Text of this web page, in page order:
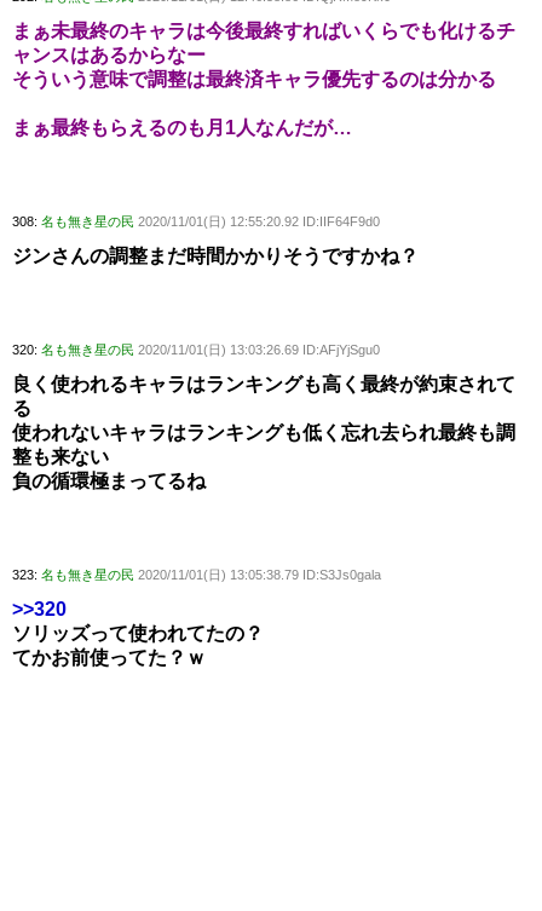
まぁ未最終のキャラは今後最終すればいくらでも化けるチ
ャンスはあるからなー
そういう意味で調整は最終済キャラ優先するのは分かる
まぁ最終もらえるのも月1人なんだが…
308: 名も無き星の民 2020/11/01(日) 12:55:20.92 ID:IIF64F9d0
ジンさんの調整まだ時間かかりそうですかね？
320: 名も無き星の民 2020/11/01(日) 13:03:26.69 ID:AFjYjSgu0
良く使われるキャラはランキングも高く最終が約束されて
る
使われないキャラはランキングも低く忘れ去られ最終も調
整も来ない
負の循環極まってるね
323: 名も無き星の民 2020/11/01(日) 13:05:38.79 ID:S3Js0gala
>>320
ソリッズって使われてたの？
てかお前使ってた？ｗ